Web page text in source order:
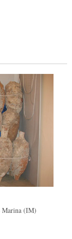
Marina (IM)